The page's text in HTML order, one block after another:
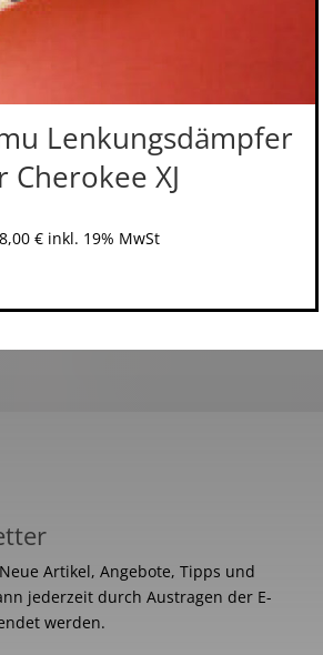
Lenkungsdämpfer
Cherokee XJ
€ inkl. 19% MwSt
Artikel, Angebote, Tipps und
jederzeit durch Austragen der E-
werden.